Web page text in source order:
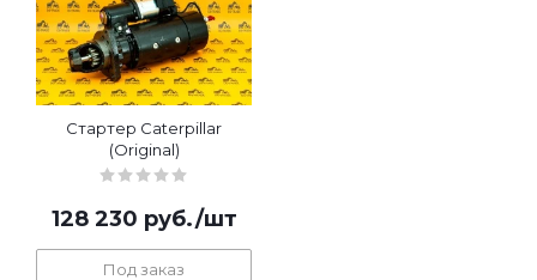
Стартер Caterpillar
(Original)
128 230 руб./шт
Под заказ